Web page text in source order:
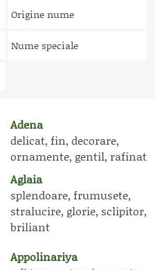
Origine nume
Nume speciale
Adena
delicat, fin, decorare,
ornamente, gentil, rafinat
Aglaia
splendoare, frumusete,
stralucire, glorie, sclipitor,
briliant
Appolinariya